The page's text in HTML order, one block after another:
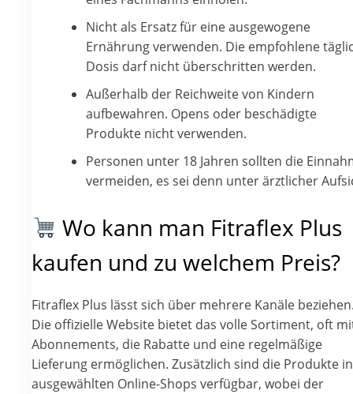
Nicht als Ersatz für eine ausgewogene
Ernährung verwenden. Die empfohlene
Dosis darf nicht überschritten werden.
Außerhalb der Reichweite von Kindern
aufbewahren. Opens oder beschädigte
Produkte nicht verwenden.
Personen unter 18 Jahren sollten die
vermeiden, es sei denn unter ärztlicher
Wo kann man Fitraflex Plus
kaufen und zu welchem Preis?
Fitraflex Plus lässt sich über mehrere Kanäle
Die offizielle Website bietet das volle Sortiment, oft
Abonnements, die Rabatte und eine regelmäßige
Lieferung ermöglichen. Zusätzlich sind die Produkte in
ausgewählten Online-Shops verfügbar, wobei der